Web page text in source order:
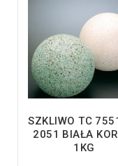
SZKLIWO TC
2051 BIAŁA
1KG